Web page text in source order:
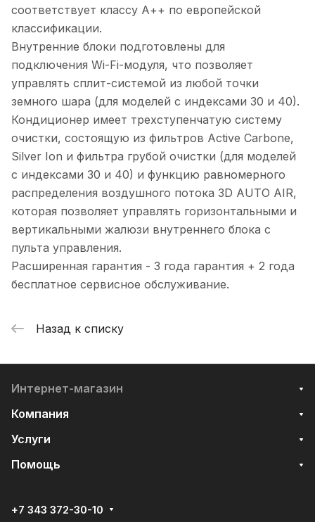
соответствует классу А++ по европейской
классификации.
Внутренние блоки подготовлены для
подключения Wi-Fi-модуля, что позволяет
управлять сплит-системой из любой точки
земного шара (для моделей с индексами 30 и 40).
Кондиционер имеет трехступенчатую систему
очистки, состоящую из фильтров Active Carbone,
Silver Ion и фильтра грубой очистки (для моделей
с индексами 30 и 40) и функцию равномерного
распределения воздушного потока 3D AUTO AIR,
которая позволяет управлять горизонтальными и
вертикальными жалюзи внутреннего блока с
пульта управления.
Расширенная гарантия - 3 года гарантия + 2 года
бесплатное сервисное обслуживание.
Назад к списку
Интернет-магазин
Компания
Услуги
Помощь
+7 343 372-30-10